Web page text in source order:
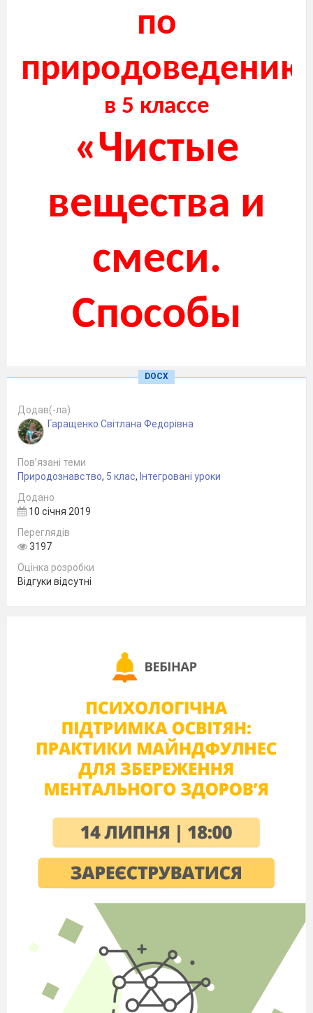
по
природоведению
в 5 классе
«Чистые
вещества и
смеси.
Способы
разделения
смесей.»
Подготовили и
провели
учитель географии Гаращенко С.Ф.
учитель химии Курасова М.Ю
2011-2012 уч.год
ЦЕЛЬ: закрепить понятия «вещество», «свойства
веществ»,сформировать представление об отличии чистых
вещества и смеси; воспитывать наблюдательность,
внимание, аккуратность.
Оборудование и материалы:пробирки, образцы
гранита, смеси поваренной соли и порошка железа, смеси
поваренной соли и сахара, магнит, лабораторный штатив,
муфта, кольцо, фарфоровая чашка, нагревательный прибор,
мультимедийная доска.
Тип урока: комбинированный.
Девиз урока:
«Знания не проверенные опытом,
DOCX
Додав(-ла)
Гаращенко Світлана Федорівна
Пов’язані теми
Природознавство, 5 клас, Інтегровані уроки
Додано
10 січня 2019
Переглядів
3197
Оцінка розробки
Відгуки відсутні